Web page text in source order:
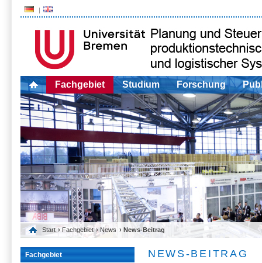
Fachgebiet Studium Forschung
Start › Fachgebiet › News › News-Beitrag
Fachgebiet NEWS-BEITRAG